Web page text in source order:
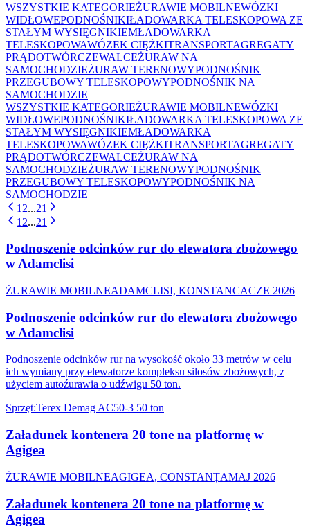
WSZYSTKIE KATEGORIEŻURAWIE MOBILNEWÓZKI
WIDŁOWEPODNOŚNIKIŁADOWARKA TELESKOPOWA ZE
STAŁYM WYSIĘGNIKIEMŁADOWARKA
TELESKOPOWAWÓZEK CIĘŻKITRANSPORTAGREGATY
PRĄDOTWÓRCZEWALCEŻURAW NA
SAMOCHODZIEŻURAW TERENOWYPODNOŚNIK
PRZEGUBOWY TELESKOPOWYPODNOŚNIK NA
SAMOCHODZIE
WSZYSTKIE KATEGORIEŻURAWIE MOBILNEWÓZKI
WIDŁOWEPODNOŚNIKIŁADOWARKA TELESKOPOWA ZE
STAŁYM WYSIĘGNIKIEMŁADOWARKA
TELESKOPOWAWÓZEK CIĘŻKITRANSPORTAGREGATY
PRĄDOTWÓRCZEWALCEŻURAW NA
SAMOCHODZIEŻURAW TERENOWYPODNOŚNIK
PRZEGUBOWY TELESKOPOWYPODNOŚNIK NA
SAMOCHODZIE
1 2...21
1 2...21
Podnoszenie odcinków rur do elewatora zbożowego
w Adamclisi
ŻURAWIE MOBILNEADAMCLISI, KONSTANCACZE 2026
Podnoszenie odcinków rur do elewatora zbożowego
w Adamclisi
Podnoszenie odcinków rur na wysokość około 33 metrów w celu
ich wymiany przy elewatorze kompleksu silosów zbożowych, z
użyciem autoźurawia o udźwigu 50 ton.
Sprzęt:Terex Demag AC50-3 50 ton
Załadunek kontenera 20 tone na platformę w
Agigea
ŻURAWIE MOBILNEAGIGEA, CONSTANȚAMAJ 2026
Załadunek kontenera 20 tone na platformę w
Agigea